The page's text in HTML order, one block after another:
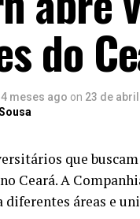
do
4 meses ago on 23 de
que
Ceará. A
diferentes áreas e